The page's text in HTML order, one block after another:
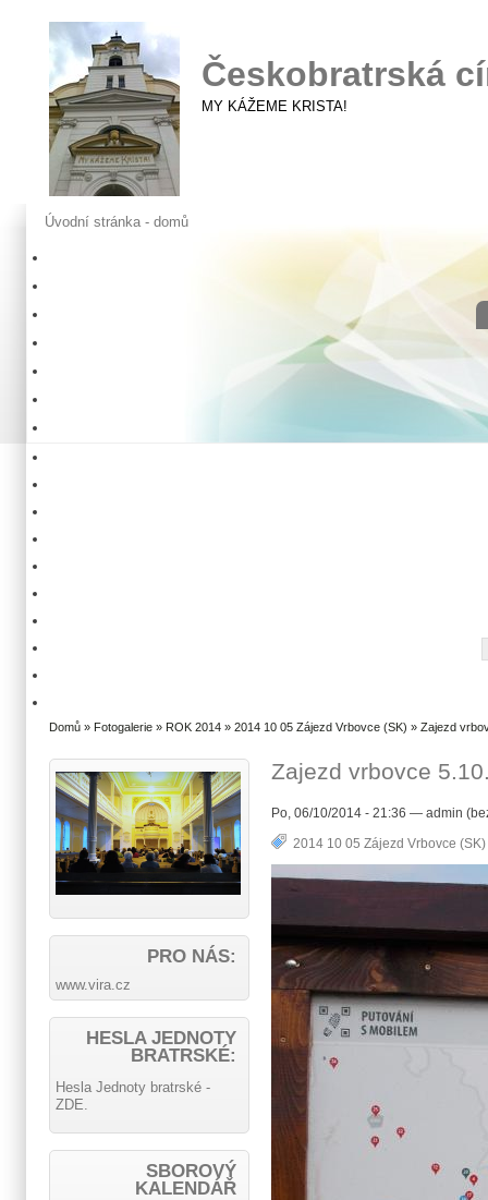
Českobratrská
MY KÁŽEME KRISTA!
Úvodní stránka - domů
Domů » Fotogalerie » ROK 2014 » 2014 10 05 Zájezd Vrbovce (SK) » Zajezd
Zajezd vrbovce
Po, 06/10/2014 - 21:36 — admin
2014 10 05 Zájezd Vrbovce (SK)
PRO NÁS:
www.vira.cz
HESLA JEDNOTY
BRATRSKÉ:
Hesla Jednoty bratrské -
ZDE.
SBOROVÝ
KALENDÁŘ